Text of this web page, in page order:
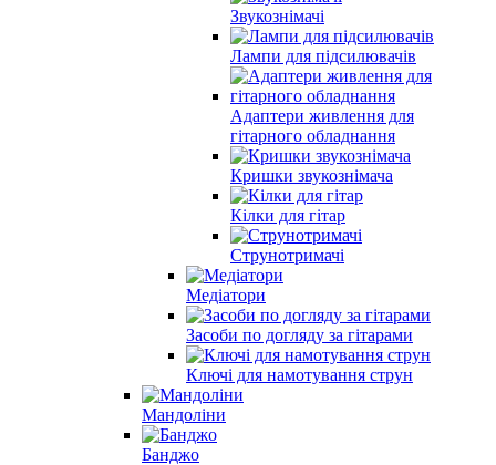
Звукознімачі
Лампи для підсилювачів
Адаптери живлення для
гітарного обладнання
Кришки звукознімача
Кілки для гітар
Струнотримачі
Медіатори
Засоби по догляду за гітарами
Ключі для намотування струн
Мандоліни
Банджо